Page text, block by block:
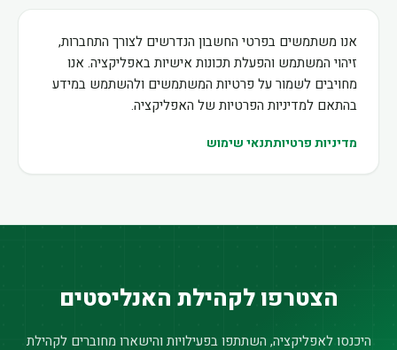
אנו משתמשים בפרטי החשבון הנדרשים לצורך התחברות,
זיהוי המשתמש והפעלת תכונות אישיות באפליקציה. אנו
מחויבים לשמור על פרטיות המשתמשים ולהשתמש במידע
בהתאם למדיניות הפרטיות של האפליקציה.
מדיניות פרטיותתנאי שימוש
הצטרפו לקהילת האנליסטים
היכנסו לאפליקציה, השתתפו בפעילויות והישארו מחוברים לקהילת